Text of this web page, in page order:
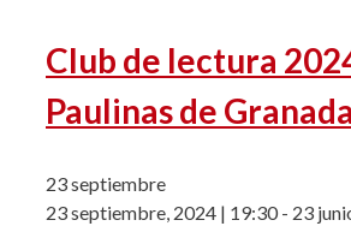
Club de lectura
Paulinas de Granada
23 septiembre
23 septiembre, 2024 | 19:30- 23